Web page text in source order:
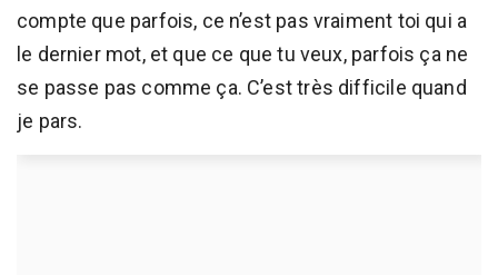
compte que parfois, ce n’est pas vraiment toi qui a
le dernier mot, et que ce que tu veux, parfois ça ne
se passe pas comme ça. C’est très difficile quand
je pars.